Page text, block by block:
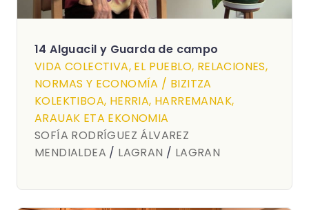
14 Alguacil y Guarda de campo
VIDA COLECTIVA, EL PUEBLO, RELACIONES,
NORMAS Y ECONOMÍA / BIZITZA
KOLEKTIBOA, HERRIA, HARREMANAK,
ARAUAK ETA EKONOMIA
SOFÍA RODRÍGUEZ ÁLVAREZ
MENDIALDEA / LAGRAN / LAGRAN